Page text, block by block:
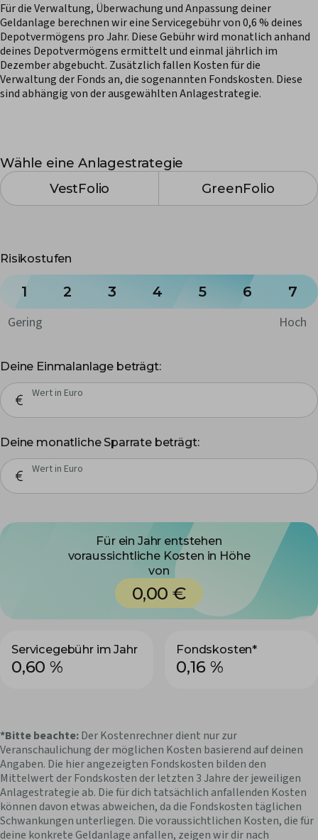
Für die Verwaltung, Überwachung und Anpassung deiner
Geldanlage berechnen wir eine Servicegebühr von 0,6 % deines
Depotvermögens pro Jahr. Diese Gebühr wird monatlich anhand
deines Depotvermögens ermittelt und einmal jährlich im
Dezember abgebucht. Zusätzlich fallen Kosten für die
Verwaltung der Fonds an, die sogenannten Fondskosten. Diese
sind abhängig von der ausgewählten Anlagestrategie.
Wähle eine Anlagestrategie
VestFolio
GreenFolio
Risikostufen
1 2 3 4 5 6 7
Gering Hoch
Deine Einmalanlage beträgt:
Wert in Euro
Deine monatliche Sparrate beträgt:
Wert in Euro
Servicegebühr im Jahr
0,60 %
Fondskosten*
0,16 %
Für ein Jahr entstehen
voraussichtliche Kosten in Höhe
von
0,00 €
*Bitte beachte:Der Kostenrechner dient nur zur
Veranschaulichung der möglichen Kosten basierend auf deinen
Angaben. Die hier angezeigten Fondskosten bilden den
Mittelwert der Fondskosten der letzten 3 Jahre der jeweiligen
Anlagestrategie ab. Die für dich tatsächlich anfallenden Kosten
können davon etwas abweichen, da die Fondskosten täglichen
Schwankungen unterliegen. Die voraussichtlichen Kosten, die für
deine konkrete Geldanlage anfallen, zeigen wir dir nach